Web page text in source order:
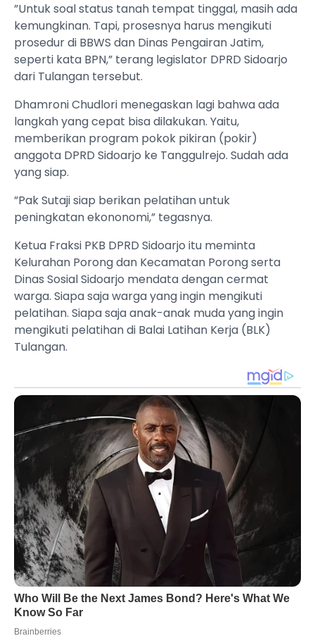
”Untuk soal status tanah tempat tinggal, masih ada
kemungkinan. Tapi, prosesnya harus mengikuti
prosedur di BBWS dan Dinas Pengairan Jatim,
seperti kata BPN,” terang legislator DPRD Sidoarjo
dari Tulangan tersebut.
Dhamroni Chudlori menegaskan lagi bahwa ada
langkah yang cepat bisa dilakukan. Yaitu,
memberikan program pokok pikiran (pokir)
anggota DPRD Sidoarjo ke Tanggulrejo. Sudah ada
yang siap.
”Pak Sutaji siap berikan pelatihan untuk
peningkatan ekononomi,” tegasnya.
Ketua Fraksi PKB DPRD Sidoarjo itu meminta
Kelurahan Porong dan Kecamatan Porong serta
Dinas Sosial Sidoarjo mendata dengan cermat
warga. Siapa saja warga yang ingin mengikuti
pelatihan. Siapa saja anak-anak muda yang ingin
mengikuti pelatihan di Balai Latihan Kerja (BLK)
Tulangan.